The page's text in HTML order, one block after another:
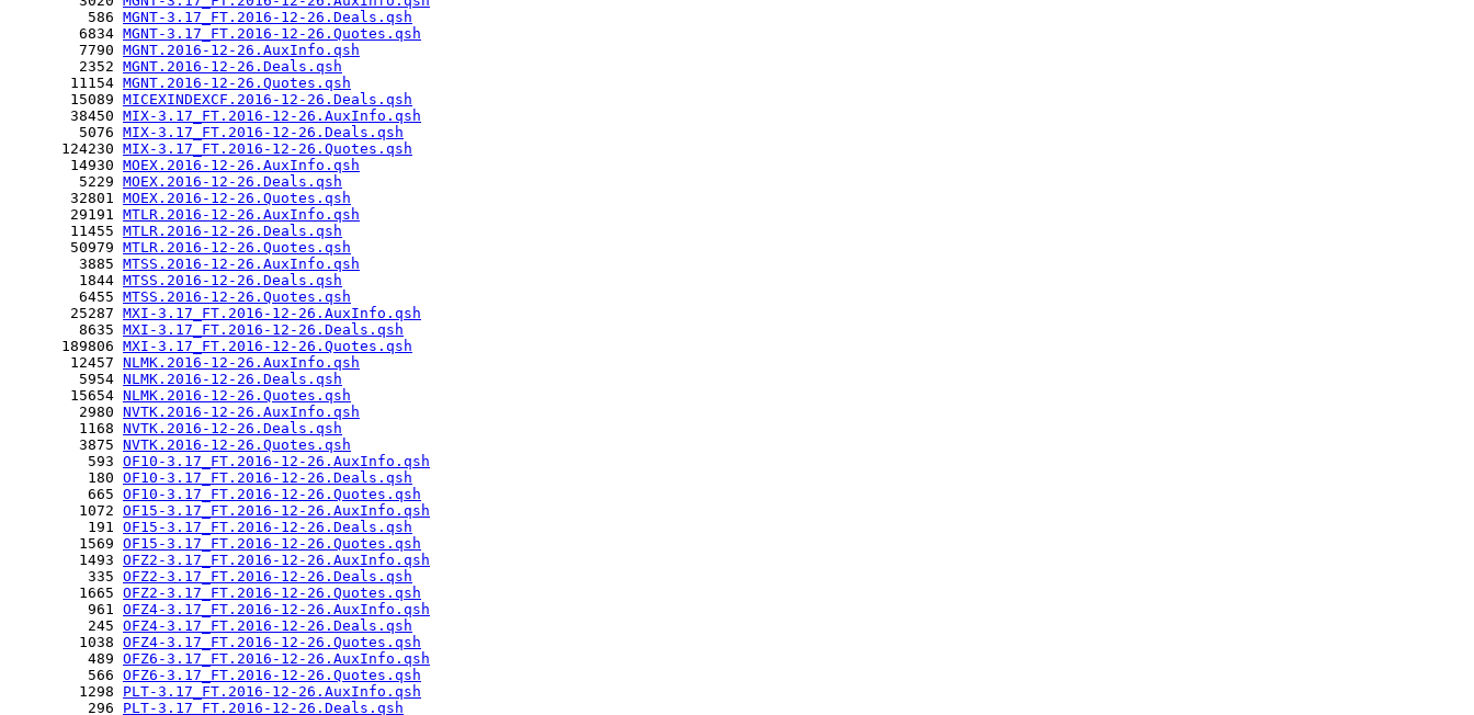
         586
MGNT-3.17_FT.2016-12-26.Deals.qsh
        6834
MGNT-3.17_FT.2016-12-26.Quotes.qsh
        7790
MGNT.2016-12-26.AuxInfo.qsh
        2352
MGNT.2016-12-26.Deals.qsh
       11154
MGNT.2016-12-26.Quotes.qsh
       15089
MICEXINDEXCF.2016-12-26.Deals.qsh
       38450
MIX-3.17_FT.2016-12-26.AuxInfo.qsh
        5076
MIX-3.17_FT.2016-12-26.Deals.qsh
      124230
MIX-3.17_FT.2016-12-26.Quotes.qsh
       14930
MOEX.2016-12-26.AuxInfo.qsh
        5229
MOEX.2016-12-26.Deals.qsh
       32801
MOEX.2016-12-26.Quotes.qsh
       29191
MTLR.2016-12-26.AuxInfo.qsh
       11455
MTLR.2016-12-26.Deals.qsh
       50979
MTLR.2016-12-26.Quotes.qsh
        3885
MTSS.2016-12-26.AuxInfo.qsh
        1844
MTSS.2016-12-26.Deals.qsh
        6455
MTSS.2016-12-26.Quotes.qsh
       25287
MXI-3.17_FT.2016-12-26.AuxInfo.qsh
        8635
MXI-3.17_FT.2016-12-26.Deals.qsh
      189806
MXI-3.17_FT.2016-12-26.Quotes.qsh
       12457
NLMK.2016-12-26.AuxInfo.qsh
        5954
NLMK.2016-12-26.Deals.qsh
       15654
NLMK.2016-12-26.Quotes.qsh
        2980
NVTK.2016-12-26.AuxInfo.qsh
        1168
NVTK.2016-12-26.Deals.qsh
        3875
NVTK.2016-12-26.Quotes.qsh
         593
OF10-3.17_FT.2016-12-26.AuxInfo.qsh
         180
OF10-3.17_FT.2016-12-26.Deals.qsh
         665
OF10-3.17_FT.2016-12-26.Quotes.qsh
        1072
OF15-3.17_FT.2016-12-26.AuxInfo.qsh
         191
OF15-3.17_FT.2016-12-26.Deals.qsh
        1569
OF15-3.17_FT.2016-12-26.Quotes.qsh
        1493
OFZ2-3.17_FT.2016-12-26.AuxInfo.qsh
         335
OFZ2-3.17_FT.2016-12-26.Deals.qsh
        1665
OFZ2-3.17_FT.2016-12-26.Quotes.qsh
         961
OFZ4-3.17_FT.2016-12-26.AuxInfo.qsh
         245
OFZ4-3.17_FT.2016-12-26.Deals.qsh
        1038
OFZ4-3.17_FT.2016-12-26.Quotes.qsh
         489
OFZ6-3.17_FT.2016-12-26.AuxInfo.qsh
         566
OFZ6-3.17_FT.2016-12-26.Quotes.qsh
        1298
PLT-3.17_FT.2016-12-26.AuxInfo.qsh
         296
PLT-3.17_FT.2016-12-26.Deals.qsh